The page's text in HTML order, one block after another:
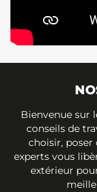
Bienvenue sur
conseils de
choisir,
experts vous
extérieur